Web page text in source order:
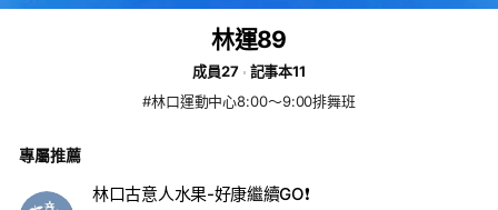
林運89
成員27
記事本11
#林口運動中心8:00～9:00排舞班
專屬推薦
林口古意人水果-好康繼續GO❗️